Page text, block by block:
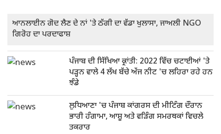
ਆਨਲਾਈਨ ਗੋਦ ਲੈਣ ਦੇ ਨਾਂ 'ਤੇ ਠੱਗੀ ਦਾ ਵੱਡਾ ਖੁਲਾਸਾ, ਜਾਅਲੀ NGO
ਗਿਰੋਹ ਦਾ ਪਰਦਾਫਾਸ਼
ਪੰਜਾਬ ਦੀ ਸਿੱਖਿਆ ਕ੍ਰਾਂਤੀ: 2022 ਵਿੱਚ ਚਟਾਈਆਂ 'ਤੇ
ਪੜ੍ਹਨ ਵਾਲੇ 4 ਲੱਖ ਬੱਚੇ ਅੱਜ ਨੀਟ 'ਚ ਲਹਿਰਾ ਰਹੇ ਹਨ
ਝੰਡੇ
ਲੁਧਿਆਣਾ 'ਚ ਪੰਜਾਬ ਕਾਂਗਰਸ ਦੀ ਮੀਟਿੰਗ ਦੌਰਾਨ
ਭਾਰੀ ਹੰਗਾਮਾ, ਆਸ਼ੂ ਅਤੇ ਵੜਿੰਗ ਸਮਰਥਕਾਂ ਵਿਚਲੇ
ਤਕਰਾਰ